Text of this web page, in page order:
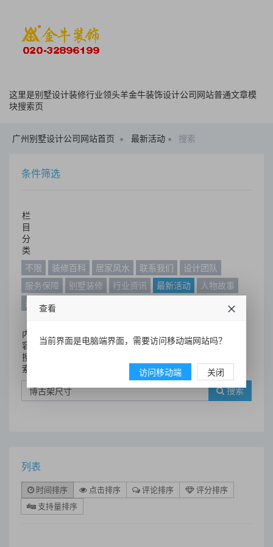
这里是别墅设计装修行业领头羊金牛装饰设计公司网站普通文章模
块搜索页
广州别墅设计公司网站首页 最新活动 搜索
条件筛选
栏
目
分
类
不限
装修百科 居家风水 联系我们
设计团队
服务保障
别墅装修 行业资讯 最新活动
人物故事
最新动态
内
容
搜
索
搜索
列表
时间排序 点击排序 评论排序
评分排序
支持量排序
查看
当前界面是电脑端界面，需要访问移动端网站吗？
访问移动端 关闭